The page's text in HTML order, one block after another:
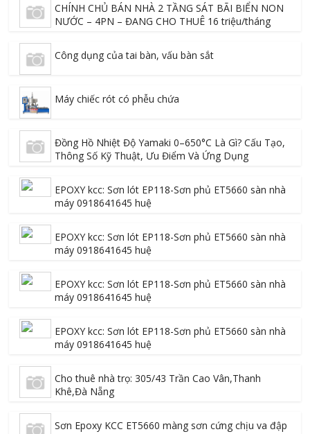
CHÍNH CHỦ BÁN NHÀ 2 TẦNG SÁT BÃI BIỂN NON
NƯỚC – 4PN – ĐANG CHO THUÊ 16 triệu/tháng
Công dụng của tai bàn, vấu bàn sắt
Máy chiếc rót có phễu chứa
Đồng Hồ Nhiệt Độ Yamaki 0–650°C Là Gì? Cấu Tạo,
Thông Số Kỹ Thuật, Ưu Điểm Và Ứng Dụng
EPOXY kcc: Sơn lót EP118-Sơn phủ ET5660 sàn nhà
máy 0918641645 huệ
EPOXY kcc: Sơn lót EP118-Sơn phủ ET5660 sàn nhà
máy 0918641645 huệ
EPOXY kcc: Sơn lót EP118-Sơn phủ ET5660 sàn nhà
máy 0918641645 huệ
EPOXY kcc: Sơn lót EP118-Sơn phủ ET5660 sàn nhà
máy 0918641645 huệ
Cho thuê nhà trọ: 305/43 Trần Cao Vân,Thanh
Khê,Đà Nẵng
Sơn Epoxy KCC ET5660 màng sơn cứng chịu va đập